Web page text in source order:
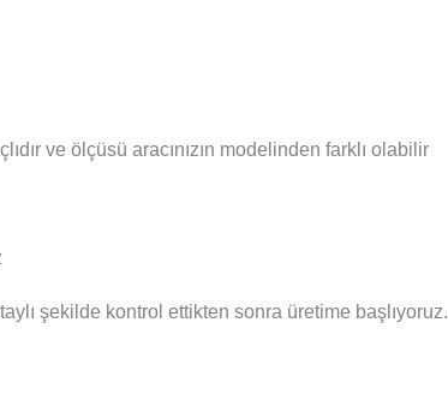
ve ölçüsü aracınızın modelinden farklı olabilir
şekilde kontrol ettikten sonra üretime başlıyoruz.